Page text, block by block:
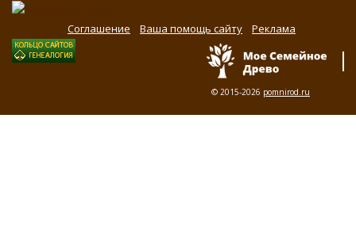
Соглашение Ваша помощь сайту Реклама
© 2015-2026 pomnirod.ru